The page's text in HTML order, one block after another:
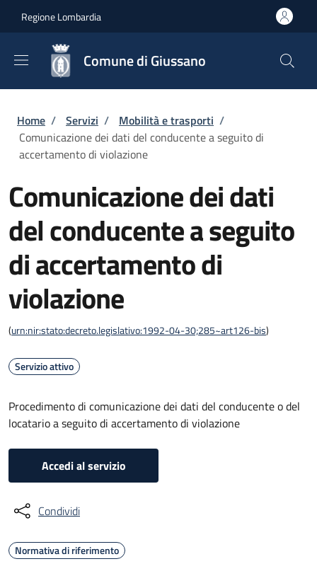
Regione Lombardia
Comune di Giussano
Briciole di pane
Home / Servizi / Mobilità e trasporti /
Comunicazione dei dati del conducente a seguito di
accertamento di violazione
Comunicazione dei dati
del conducente a seguito
di accertamento di
violazione
(urn:nir:stato:decreto.legislativo:1992-04-30;285~art126-bis)
Servizio attivo
Procedimento di comunicazione dei dati del conducente o del
locatario a seguito di accertamento di violazione
Accedi al servizio
Condividi
Normativa di riferimento